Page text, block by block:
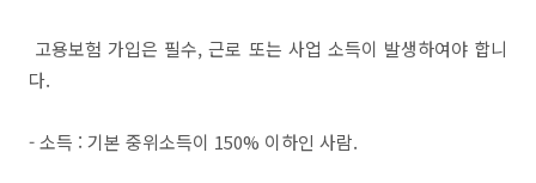
고용보험 가입은 필수, 근로 또는 사업 소득이 발생하여야 합니
다.
- 소득 : 기본 중위소득이 150% 이하인 사람.